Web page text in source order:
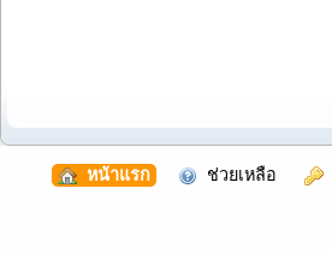
หน้าแรก ช่วยเหลือ